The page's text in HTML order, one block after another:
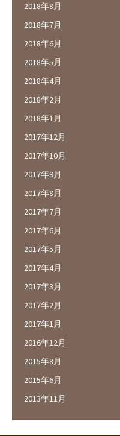
2018年8月
2018年7月
2018年6月
2018年5月
2018年4月
2018年2月
2018年1月
2017年12月
2017年10月
2017年9月
2017年8月
2017年7月
2017年6月
2017年5月
2017年4月
2017年3月
2017年2月
2017年1月
2016年12月
2015年8月
2015年6月
2013年11月